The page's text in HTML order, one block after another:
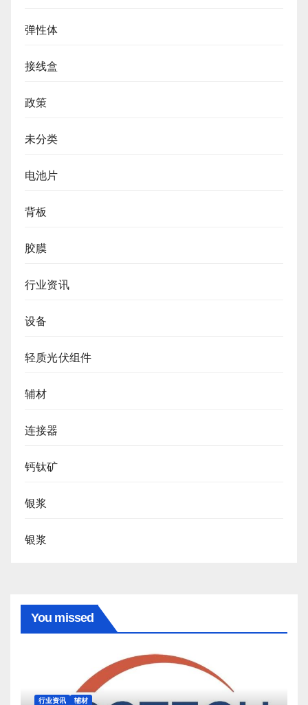
弹性体
接线盒
政策
未分类
电池片
背板
胶膜
行业资讯
设备
轻质光伏组件
辅材
连接器
钙钛矿
银浆
银浆
You missed
行业资讯 辅材